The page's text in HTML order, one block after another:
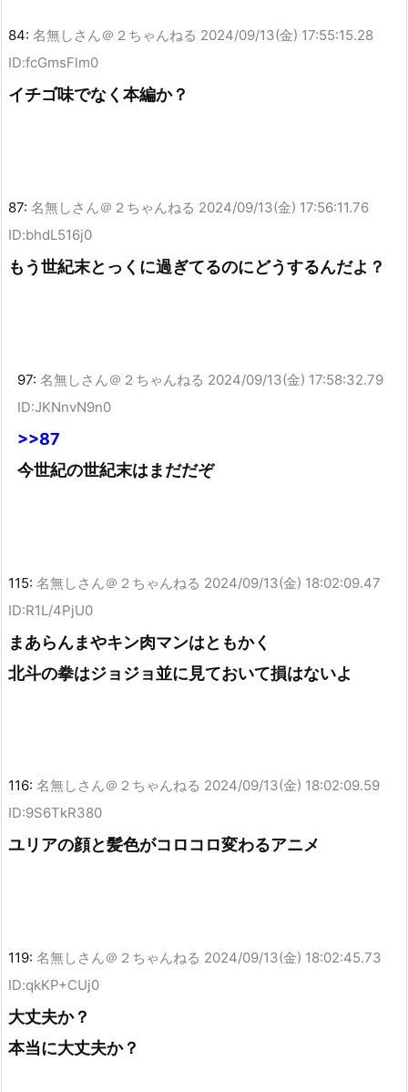
84: 名無しさん＠２ちゃんねる 2024/09/13(金) 17:55:15.28
ID:fcGmsFlm0
イチゴ味でなく本編か？
87: 名無しさん＠２ちゃんねる 2024/09/13(金) 17:56:11.76
ID:bhdL516j0
もう世紀末とっくに過ぎてるのにどうするんだよ？
97: 名無しさん＠２ちゃんねる 2024/09/13(金) 17:58:32.79
ID:JKNnvN9n0
>>87
今世紀の世紀末はまだだぞ
115: 名無しさん＠２ちゃんねる 2024/09/13(金) 18:02:09.47
ID:R1L/4PjU0
まあらんまやキン肉マンはともかく
北斗の拳はジョジョ並に見ておいて損はないよ
116: 名無しさん＠２ちゃんねる 2024/09/13(金) 18:02:09.59
ID:9S6TkR380
ユリアの顔と髪色がコロコロ変わるアニメ
119: 名無しさん＠２ちゃんねる 2024/09/13(金) 18:02:45.73
ID:qkKP+CUj0
大丈夫か？
本当に大丈夫か？